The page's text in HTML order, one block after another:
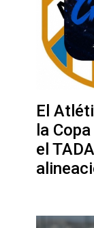
El
la
el